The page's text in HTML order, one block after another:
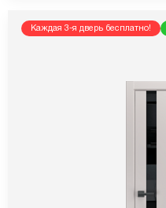
Каждая 3-я дверь бесплатно!